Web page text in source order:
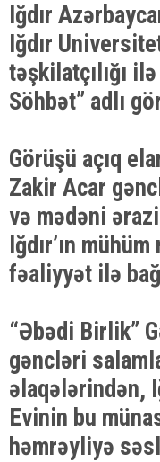
Iğdır
Iğdır
təşkilatçılığı
Söhbət” adlı
Görüşü açıq
Zakir Acar
və mədəni
Iğdır’ın
fəaliyyət ilə
“Əbədi Birlik”
gəncləri
əlaqələrindən,
Evinin bu
həmrəyliyə